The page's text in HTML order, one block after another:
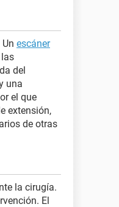
escáner
del
una
el que
extensión,
de otras
la cirugía.
El